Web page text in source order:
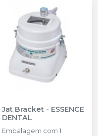
Jat Bracket - ESSENCE
DENTAL
Embalagem com 1